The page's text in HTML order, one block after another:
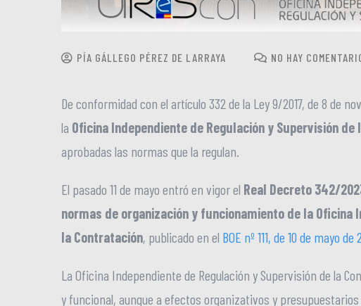
PÍA GÁLLEGO PÉREZ DE LARRAYA NO HAY
De conformidad con el artículo 332 de la Ley 9/2017, de 8 de
la Oficina Independiente de Regulación y Supervisión
aprobadas las normas que la regulan.
El pasado 11 de mayo entró en vigor el Real Decreto 342/
normas de organización y funcionamiento de la Oficina
la Contratación, publicado en el BOE nº 111, de 10 de mayo de
La Oficina Independiente de Regulación y Supervisión de la
y funcional, aunque a efectos organizativos y